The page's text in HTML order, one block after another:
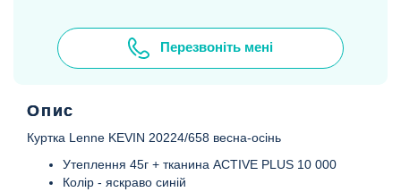
Перезвоніть мені
Опис
Куртка Lenne KEVIN 20224/658 весна-осінь
Утеплення 45г + тканина ACTIVE PLUS 10 000
Колір - яскраво синій